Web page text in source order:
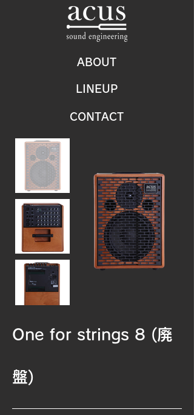
ABOUT
LINEUP
CONTACT
One for strings 8 (廃
盤)